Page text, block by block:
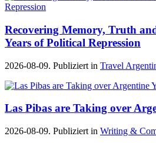
Recovering Memory, Truth
Years of Political Repression
2026-08-09. Publiziert in Travel
Las Pibas are Taking over
2026-08-09. Publiziert in Writing &